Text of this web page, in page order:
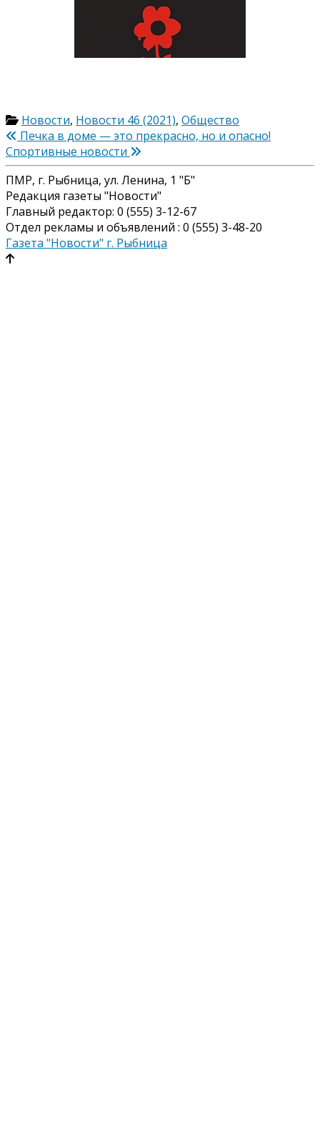
Новости, Новости 46 (2021), Общество
Навигация
по
записям
Печка в доме — это прекрасно, но и опасно!
Спортивные новости
ПМР, г. Рыбница, ул. Ленина, 1 "Б"
Редакция газеты "Новости"
Главный редактор: 0 (555) 3-12-67
Отдел рекламы и объявлений : 0 (555) 3-48-20
Газета "Новости" г. Рыбница